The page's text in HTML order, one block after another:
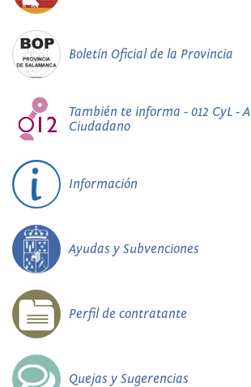
Boletín Oficial de la Provincia
También te informa - 012 CyL -
Ciudadano
Información
Ayudas y Subvenciones
Perfil de contratante
Quejas y Sugerencias